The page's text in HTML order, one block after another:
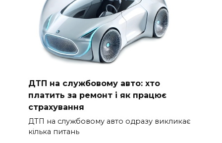
ДТП на службовому авто: хто
платить за ремонт і як працює
страхування
ДТП на службовому авто одразу викликає
кілька питань